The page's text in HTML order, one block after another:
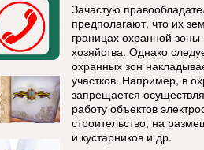
Зачастую
предполагают, что их
границах охранной
хозяйства. Однако
охранных зон
участков. Например, в
запрещается
работу объектов
строительство, на
и кустарников и др.